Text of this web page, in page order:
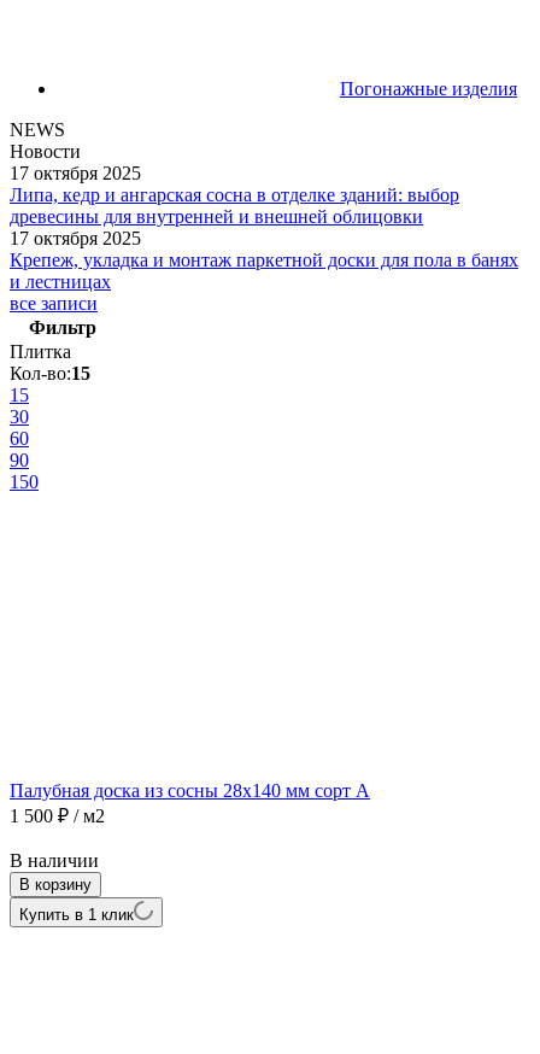
Погонажные изделия
NEWS
Новости
17 октября 2025
Липа, кедр и ангарская сосна в отделке зданий: выбор
древесины для внутренней и внешней облицовки
17 октября 2025
Крепеж, укладка и монтаж паркетной доски для пола в банях
и лестницах
все записи
Фильтр
Плитка
Кол-во:15
15
30
60
90
150
Палубная доска из сосны 28х140 мм сорт А
1 500 ₽ / м2
В наличии
В корзину
Купить в 1 клик